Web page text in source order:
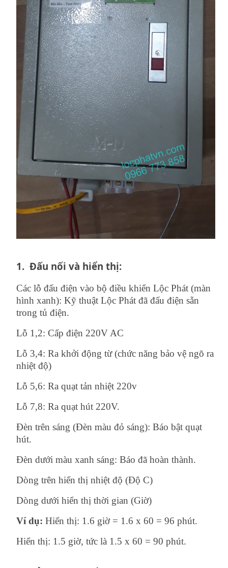
1. Đấu nối và hiển thị:
Các lỗ đấu điện vào bộ điều khiển Lộc Phát (màn
hình xanh): Kỹ thuật Lộc Phát đã đấu điện sẵn
trong tủ điện.
Lỗ 1,2: Cấp điện 220V AC
Lỗ 3,4: Ra khởi động từ (chức năng bảo vệ ngõ ra
nhiệt độ)
Lỗ 5,6: Ra quạt tản nhiệt 220v
Lỗ 7,8: Ra quạt hút 220V.
Đèn trên sáng (Đèn màu đỏ sáng): Báo bật quạt
hút.
Đèn dưới màu xanh sáng: Báo đã hoàn thành.
Dòng trên hiển thị nhiệt độ (Độ C)
Dòng dưới hiển thị thời gian (Giờ)
Ví dụ: Hiển thị: 1.6 giờ = 1.6 x 60 = 96 phút.
Hiển thị: 1.5 giờ, tức là 1.5 x 60 = 90 phút.